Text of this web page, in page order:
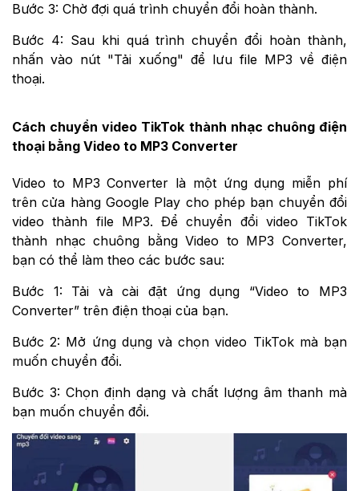
Bước 3: Chờ đợi quá trình chuyển đổi hoàn thành.
Bước 4: Sau khi quá trình chuyển đổi hoàn thành,
nhấn vào nút "Tải xuống" để lưu file MP3 về điện
thoại.
Cách chuyển video TikTok thành nhạc chuông điện
thoại bằng Video to MP3 Converter
Video to MP3 Converter là một ứng dụng miễn phí
trên cửa hàng Google Play cho phép bạn chuyển đổi
video thành file MP3. Để chuyển đổi video TikTok
thành nhạc chuông bằng Video to MP3 Converter,
bạn có thể làm theo các bước sau:
Bước 1: Tải và cài đặt ứng dụng “Video to MP3
Converter” trên điện thoại của bạn.
Bước 2: Mở ứng dụng và chọn video TikTok mà bạn
muốn chuyển đổi.
Bước 3: Chọn định dạng và chất lượng âm thanh mà
bạn muốn chuyển đổi.